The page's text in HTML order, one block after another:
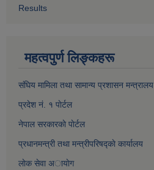
Results
महत्वपुर्ण लिङ्कहरू
संघिय मामिला तथा सामान्य प्रशासन मन्त्रालय
प्रदेश नं. १ पाेर्टल
नेपाल सरकारकाे पाेर्टल
प्रधानमन्त्री तथा मन्त्रीपरिषद्काे कार्यालय
लाेक सेवा अायाेग